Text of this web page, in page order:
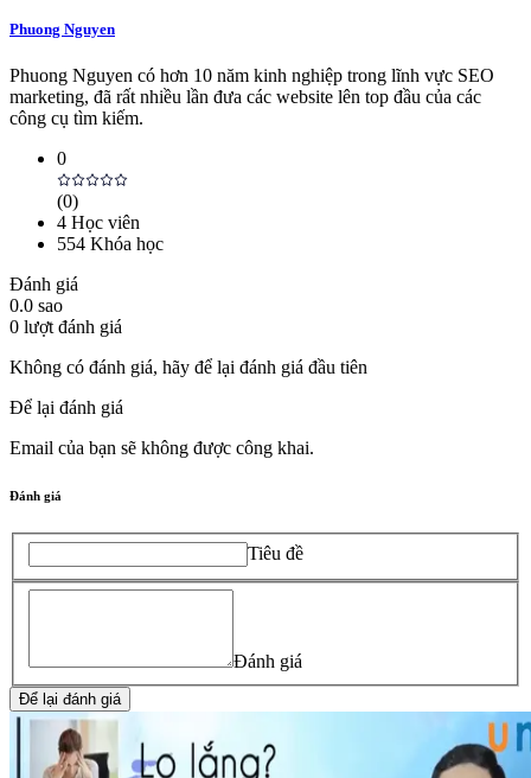
Phuong Nguyen
Phuong Nguyen có hơn 10 năm kinh nghiệp trong lĩnh vực SEO
marketing, đã rất nhiều lần đưa các website lên top đầu của các
công cụ tìm kiếm.
0
(0)
4 Học viên
554 Khóa học
Đánh giá
0.0 sao
0 lượt đánh giá
Không có đánh giá, hãy để lại đánh giá đầu tiên
Để lại đánh giá
Email của bạn sẽ không được công khai.
Đánh giá
Tiêu đề
Đánh giá
Để lại đánh giá